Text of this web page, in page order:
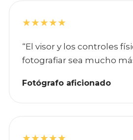
★★★★★
“El visor y los controles
fotografiar sea mucho
Fotógrafo aficionado